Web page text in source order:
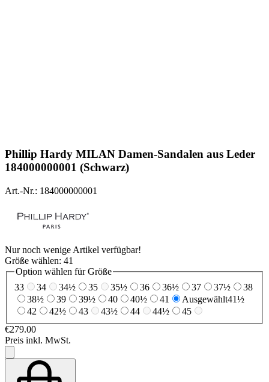
Phillip Hardy MILAN Damen-Sandalen aus Leder
184000000001 (Schwarz)
Art.-Nr.: 184000000001
Nur noch wenige Artikel verfügbar!
Größe wählen: 41
Option wählen für Größe
33
34 34½ 35 35½ 36 36½ 37 37½
38
38½
39 39½ 40 40½ 41 Ausgewählt41½
42
42½ 43 43½ 44 44½
45
€279.00
Preis inkl. MwSt.